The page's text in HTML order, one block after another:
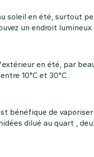
soleil en été, surtout
un endroit lumineux.
en été, par
10°C et 30°C .
bénéfique de vaporiser
dilué au quart ,